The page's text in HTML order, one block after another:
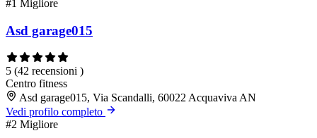
#1 Migliore
Asd garage015
5 (42 recensioni )
Centro fitness
Asd garage015, Via Scandalli, 60022 Acquaviva AN
Vedi profilo completo
#2 Migliore